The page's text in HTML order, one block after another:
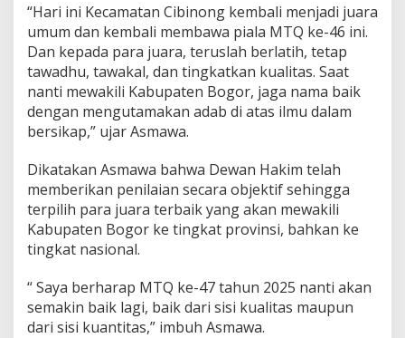
“Hari ini Kecamatan Cibinong kembali menjadi juara
umum dan kembali membawa piala MTQ ke-46 ini.
Dan kepada para juara, teruslah berlatih, tetap
tawadhu, tawakal, dan tingkatkan kualitas. Saat
nanti mewakili Kabupaten Bogor, jaga nama baik
dengan mengutamakan adab di atas ilmu dalam
bersikap,” ujar Asmawa.
Dikatakan Asmawa bahwa Dewan Hakim telah
memberikan penilaian secara objektif sehingga
terpilih para juara terbaik yang akan mewakili
Kabupaten Bogor ke tingkat provinsi, bahkan ke
tingkat nasional.
“ Saya berharap MTQ ke-47 tahun 2025 nanti akan
semakin baik lagi, baik dari sisi kualitas maupun
dari sisi kuantitas,” imbuh Asmawa.